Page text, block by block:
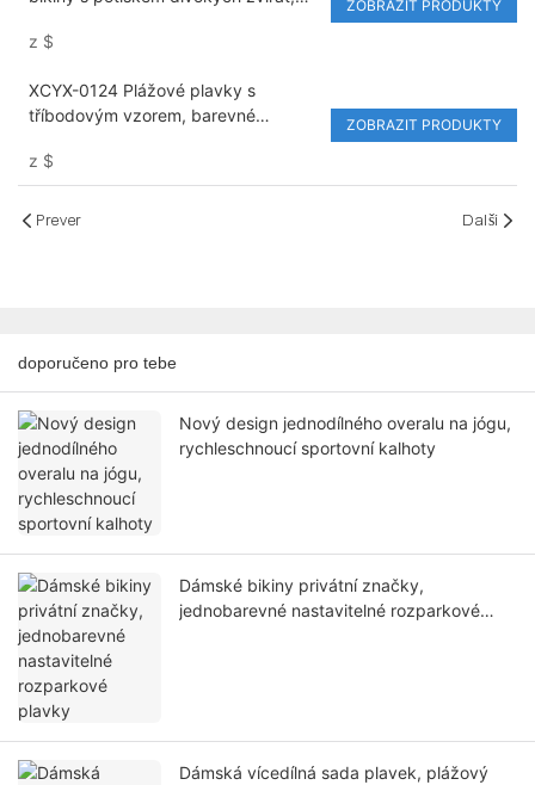
design
z $
ZOBRAZIT PRODUKTY
XCYX-0124 Plážové plavky s
tříbodovým vzorem, barevné
ramínky, dvoudílné s potiskem, volné
zadky a výstřihem do V
z $
ZOBRAZIT PRODUKTY
Prever Další
doporučeno pro tebe
Nový design jednodílného overalu na jógu,
rychleschnoucí sportovní kalhoty
Dámské bikiny privátní značky,
jednobarevné nastavitelné rozparkové
Dámská vícedílná sada plavek, plážový